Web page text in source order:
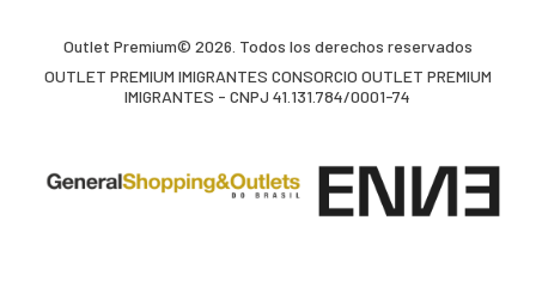
Outlet Premium© 2026. Todos los derechos reservados
OUTLET PREMIUM IMIGRANTES CONSORCIO OUTLET PREMIUM
IMIGRANTES - CNPJ 41.131.784/0001-74